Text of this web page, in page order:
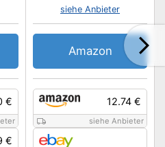
€
€
12.74 €
siehe Anbieter
siehe Anbieter
Amazon